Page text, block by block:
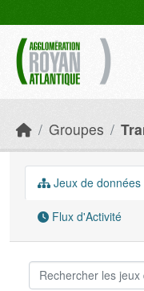
Groupes
Jeux de données
Flux d'Activité